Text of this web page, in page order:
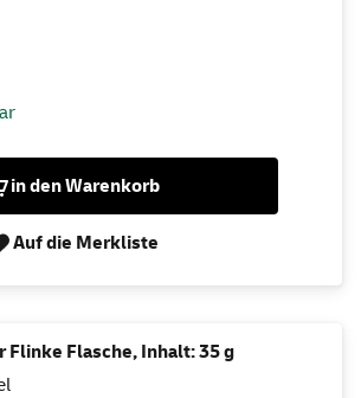
in den Warenkorb
Auf die Merkliste
Flinke Flasche, Inhalt: 35 g